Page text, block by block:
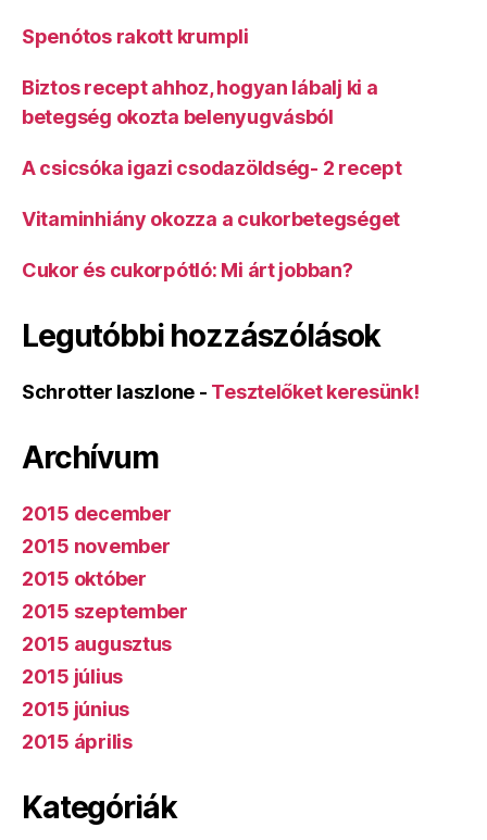
Spenótos rakott krumpli
Biztos recept ahhoz, hogyan lábalj ki a
betegség okozta belenyugvásból
A csicsóka igazi csodazöldség- 2 recept
Vitaminhiány okozza a cukorbetegséget
Cukor és cukorpótló: Mi árt jobban?
Legutóbbi hozzászólások
Schrotter laszlone - Tesztelőket keresünk!
Archívum
2015 december
2015 november
2015 október
2015 szeptember
2015 augusztus
2015 július
2015 június
2015 április
Kategóriák